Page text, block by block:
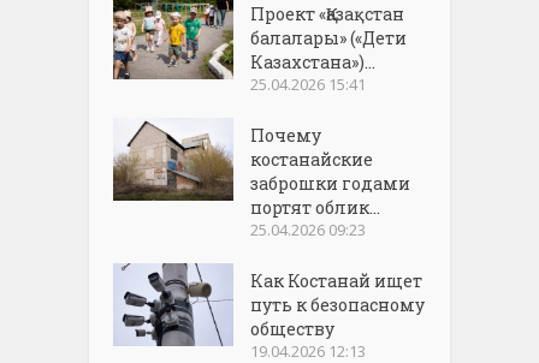
Проект «Қазақстан
балалары» («Дети
Казахстана»)...
25.04.2026 15:41
Почему
костанайские
заброшки годами
портят облик...
25.04.2026 09:23
Как Костанай ищет
путь к безопасному
обществу
19.04.2026 12:13